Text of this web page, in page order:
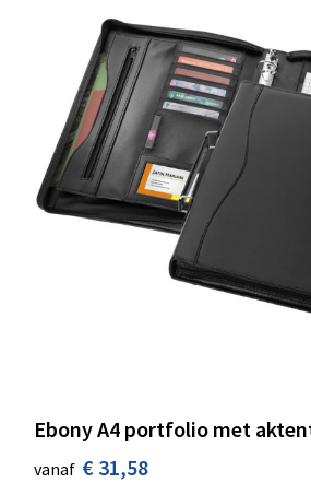
Ebony A4 portfolio met
vanaf € 31,58